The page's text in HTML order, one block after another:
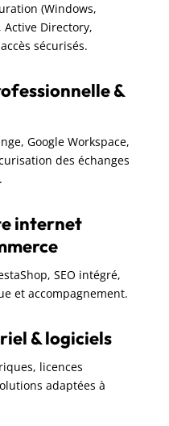
(Windows,
Directory,
sécurisés.
&
Google Workspace,
des échanges
internet
SEO intégré,
et accompagnement.
& logiciels
licences
adaptées à